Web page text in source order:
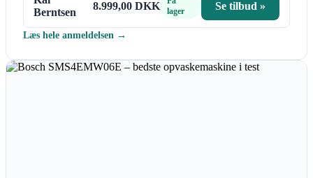
Berntsen
8.999,00 DKK
lager
Se tilbud »
Læs hele anmeldelsen →